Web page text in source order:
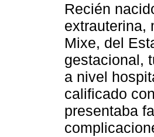
Recién
extrauterina,
Mixe, del
gestacional,
a nivel
calificado
presentaba